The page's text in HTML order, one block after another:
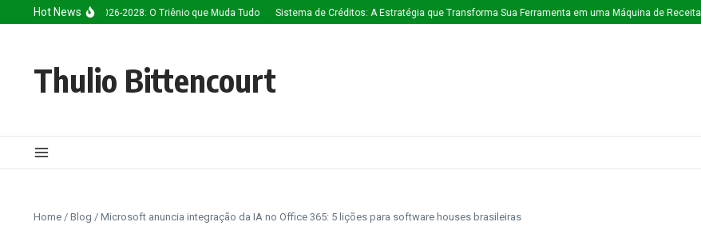
Ir para o conteúdo
Hot News
Artificial 2026-2028: O Triênio que Muda Tudo Sistema de Créditos: A Estratégia que Transforma Sua Ferramenta em uma Máquina de Receita Contínua
Thulio Bittencourt
Home / Blog / Microsoft anuncia integração da IA no Office 365: 5 lições para software houses brasileiras